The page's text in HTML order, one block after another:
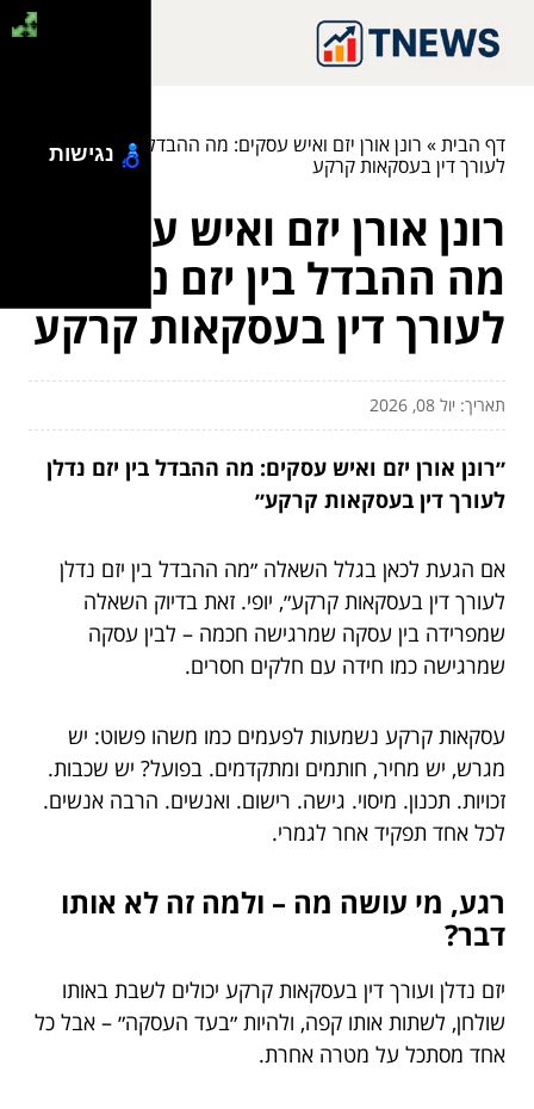
דף הבית» רונן אורן יזם ואיש עסקים: מה ההבדל בין יזם נדלן
לעורך דין בעסקאות קרקע
רונן אורן יזם ואיש עסקים:
מה ההבדל בין יזם נדלן
לעורך דין בעסקאות קרקע
תאריך: יול 08, 2026
״רונן אורן יזם ואיש עסקים: מה ההבדל בין יזם נדלן
לעורך דין בעסקאות קרקע״
אם הגעת לכאן בגלל השאלה ״מה ההבדל בין יזם נדלן
לעורך דין בעסקאות קרקע״, יופי. זאת בדיוק השאלה
שמפרידה בין עסקה שמרגישה חכמה – לבין עסקה
שמרגישה כמו חידה עם חלקים חסרים.
עסקאות קרקע נשמעות לפעמים כמו משהו פשוט: יש
מגרש, יש מחיר, חותמים ומתקדמים. בפועל? יש שכבות.
זכויות. תכנון. מיסוי. גישה. רישום. ואנשים. הרבה אנשים.
לכל אחד תפקיד אחר לגמרי.
רגע, מי עושה מה – ולמה זה לא אותו
דבר?
יזם נדלן ועורך דין בעסקאות קרקע יכולים לשבת באותו
שולחן, לשתות אותו קפה, ולהיות ״בעד העסקה״ – אבל כל
אחד מסתכל על מטרה אחרת.
נגישות